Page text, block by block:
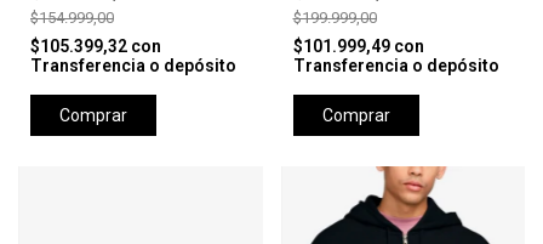
$154.999,00
$105.399,32 con
Transferencia o depósito
Comprar
$199.999,00
$101.999,49 con
Transferencia o depósito
Comprar